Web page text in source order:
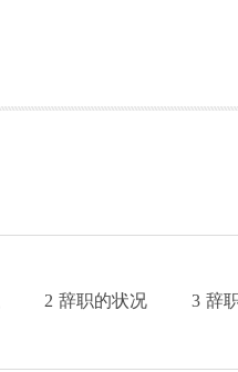
2 辞职的状况 3 辞